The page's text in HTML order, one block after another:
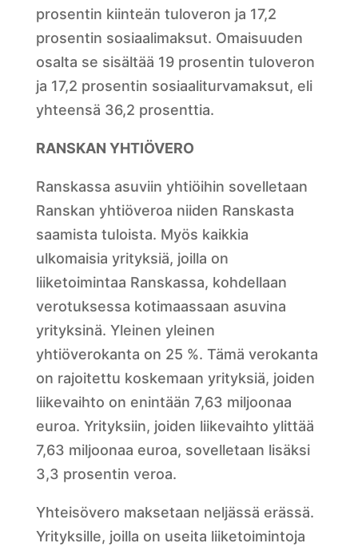
prosentin kiinteän tuloveron ja 17,2
prosentin sosiaalimaksut. Omaisuuden
osalta se sisältää 19 prosentin tuloveron
ja 17,2 prosentin sosiaaliturvamaksut, eli
yhteensä 36,2 prosenttia.
RANSKAN YHTIÖVERO
Ranskassa asuviin yhtiöihin sovelletaan
Ranskan yhtiöveroa niiden Ranskasta
saamista tuloista. Myös kaikkia
ulkomaisia yrityksiä, joilla on
liiketoimintaa Ranskassa, kohdellaan
verotuksessa kotimaassaan asuvina
yrityksinä. Yleinen yleinen
yhtiöverokanta on 25 %. Tämä verokanta
on rajoitettu koskemaan yrityksiä, joiden
liikevaihto on enintään 7,63 miljoonaa
euroa. Yrityksiin, joiden liikevaihto ylittää
7,63 miljoonaa euroa, sovelletaan lisäksi
3,3 prosentin veroa.
Yhteisövero maksetaan neljässä erässä.
Yrityksille, joilla on useita liiketoimintoja